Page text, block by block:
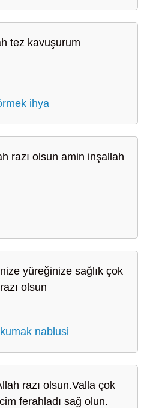
tez kavuşurum
ihya
razı olsun amin inşallah
yüreğinize sağlık çok
olsun
nablusi
razı olsun.Valla çok
ferahladı sağ olun.